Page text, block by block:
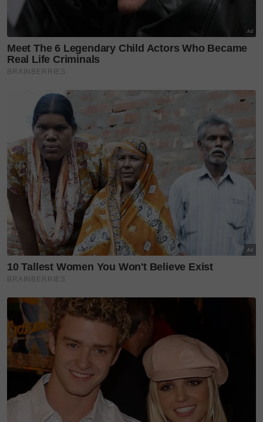
alahan yang teruk terjadi.
"Berbanding dua anak yang lain, mengandungkan
Aqil cukup mudah. Walaupun dilahirkan secara
pembedahan dan beratnya cuma 2.2 kilogram,
"Semasa lahir, Aqil cukup sifat dan normal. Namun,
ketika usianya tiga bulan, saya dan suami mulai
perasan jari tangannya tidak mampu menggenggam
apa-apa dan semakin membengkok dari hari ke hari,”
katanya yang menetap di P59, Felda Ulu Jempol,
Jengka, Pahang.
Tidak mahu terus diselubungi tanda tanya, Ros
Asroini merujuk seorang pakar di Hospital Sultan
Haji Ahmad Shah di Temerloh, Pahang.
Namun, beliau menerima perkhabaran yang
memeranjatkan apabila doktor mengesahkan si kecil
itu menghidapi penyakit genetik jarang jumpa yang
menyebabkan tisu kulitnya tidak sempurna,
benjolan pada kepala, telinga dan dada selain
muncul ketumbuhan.
"Saya dan suami memang terkejut dan terpinga-
pinga sebab tidak tahu apa sebenarnya penyakit
yang dialami Aqil. Selepas doktor jelaskan, saya